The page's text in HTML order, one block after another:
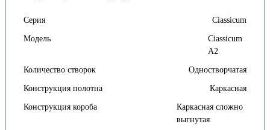
Серия Ciassicum
Модель
Ciassicum
А2
Количество створок Одностворчатая
Конструкция полотна Каркасная
Конструкция короба
Каркасная сложно
выгнутая